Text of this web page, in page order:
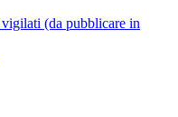
(da pubblicare in